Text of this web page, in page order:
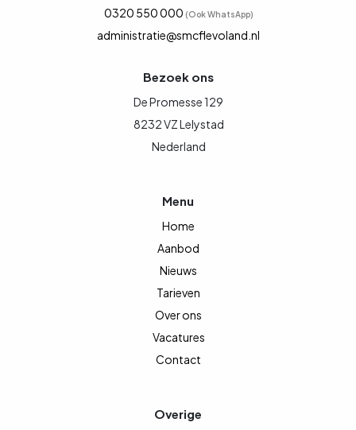
0320 550 000 (Ook WhatsApp)
administratie@smcflevoland.nl
Bezoek ons
De Promesse 129
8232 VZ Lelystad
Nederland
Menu
Home
Aanbod
Nieuws
Tarieven
Over ons
Vacatures
Contact
Overige